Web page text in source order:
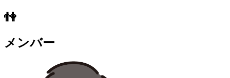
👫
メンバー